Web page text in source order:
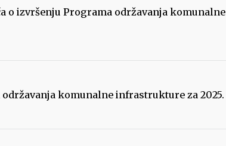
o izvršenju Programa održavanja komunalne
održavanja komunalne infrastrukture za 2025.